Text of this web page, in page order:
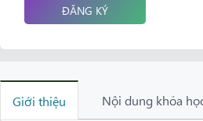
ĐĂNG KÝ
Giới thiệu Nội dung khóa